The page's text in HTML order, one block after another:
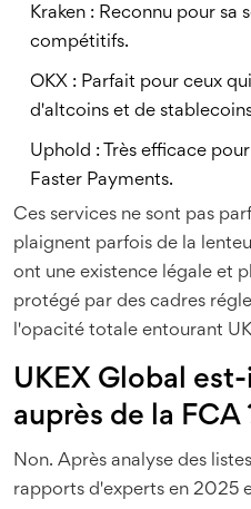
Kraken : Reconnu pour sa
compétitifs.
OKX : Parfait pour ceux
d'altcoins et de
Uphold : Très efficace
Faster Payments.
Ces services ne sont pas
plaignent parfois de la
ont une existence légale et
protégé par des cadres
l'opacité totale entourant
UKEX Global
auprès de la FCA
Non. Après analyse des
rapports d'experts en 2025